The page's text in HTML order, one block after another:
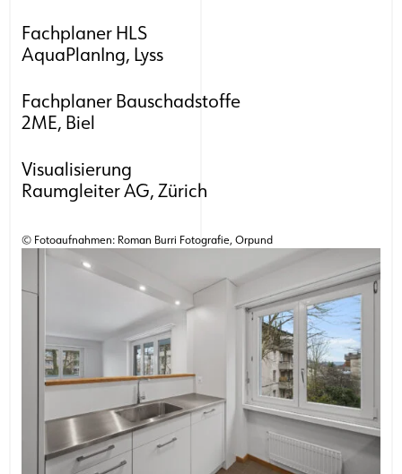
Fachplaner HLS
AquaPlanIng, Lyss
Fachplaner Bauschadstoffe
2ME, Biel
Visualisierung
Raumgleiter AG, Zürich
© Fotoaufnahmen: Roman Burri Fotografie, Orpund